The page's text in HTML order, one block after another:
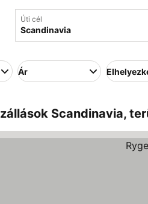
Úti cél
Ár
Scandinavia,